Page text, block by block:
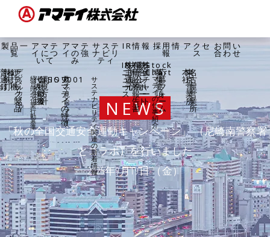
製品一
覧
普
通
釘
特
殊
釘
ね
じ
釘
打
機
ナ
テ
ッ
ク
製
品
デ
ジ
タ
ル
カ
タ
ロ
グ
アマテ
イにつ
いて
経
営
理
念・
企
業
行
動
基
準
代
表
挨
拶
会
社
概
要
環
境
方
針
ISO9001
JIS
アマテ
イの強
み
ア
マ
テ
イ
の
特
徴
数
字
で
見
る
ア
マ
テ
イ
サステ
ナビリ
ティ
サ
ス
テ
ナ
ビ
リ
テ
ィ
関
連
の
新
着
情
報
IR情報
IR
ニ
ュ
ー
ス
株
主
還
元
決
算
短
信
有
価
証
券
報
告
書
電
子
公
告
統
合
レ
ポ
ー
ト
株
価
チ
ャ
ー
ト
Stock
Chart
採用情
報
ア
マ
テ
イ
の
仕
事
紹
介
募
集
要
項
応
募
フ
ォ
ー
ム
アクセ
ス
本
社
東
京
営
業
所
名
古
屋
営
業
所
お問い
合わせ
NEWS
「秋の全国交通安全運動キャンペーン」 （尼崎南警察署
とコラボ）を行いました
2025年9月19日 （金）